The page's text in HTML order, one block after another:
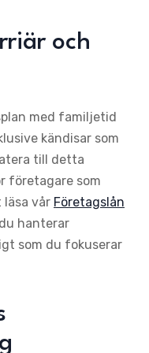
och
med familjetid
kändisar som
till detta
företagare som
läsa vår Företagslån
hanterar
som du fokuserar